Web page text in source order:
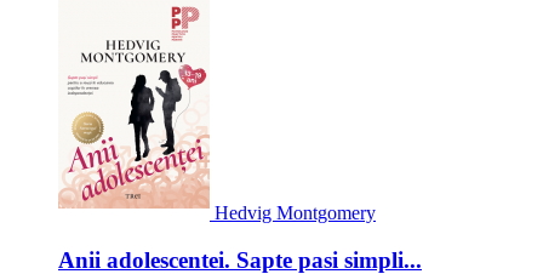
Hedvig Montgomery
Anii adolescentei. Sapte pasi simpli...